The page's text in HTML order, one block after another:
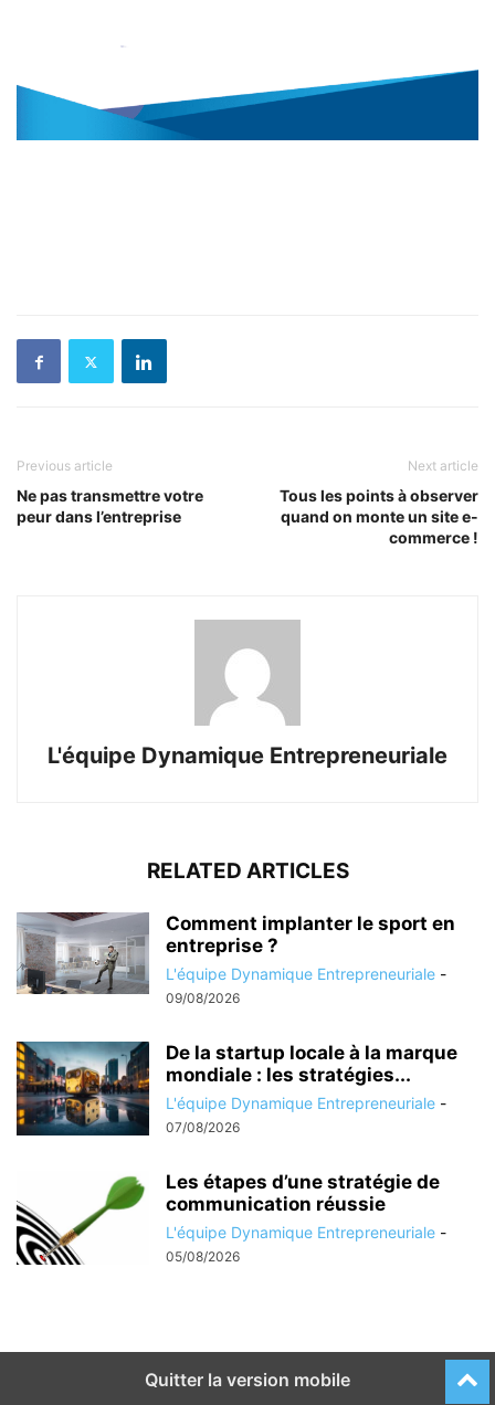
Previous article
Ne pas transmettre votre
peur dans l’entreprise
Next article
Tous les points à observer
quand on monte un site e-
commerce !
L'équipe Dynamique Entrepreneuriale
RELATED ARTICLES
Comment implanter le sport en
entreprise ?
L'équipe Dynamique Entrepreneuriale -
09/08/2026
De la startup locale à la marque
mondiale : les stratégies...
L'équipe Dynamique Entrepreneuriale -
07/08/2026
Les étapes d’une stratégie de
communication réussie
L'équipe Dynamique Entrepreneuriale -
05/08/2026
Quitter la version mobile